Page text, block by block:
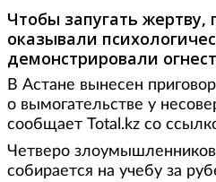
Чтобы запугать жертву,
оказывали
демонстрировали
В Астане вынесен
о вымогательстве у
сообщает Total.kz со
Четверо
собирается на учебу за